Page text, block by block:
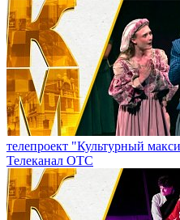
телепроект "Культурный
Телеканал ОТС